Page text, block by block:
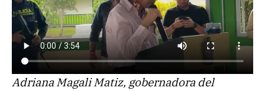
Adriana Magali Matiz, gobernadora del